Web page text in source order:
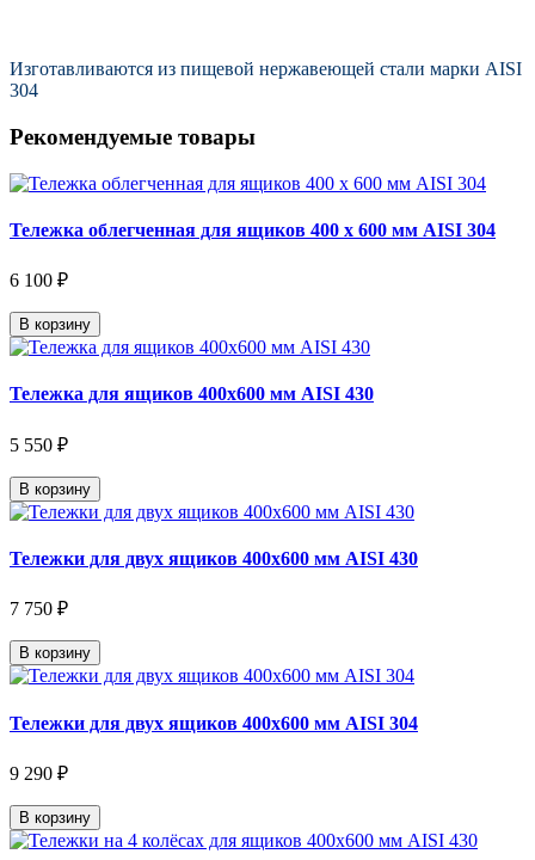
Изготавливаются из пищевой нержавеющей стали марки AISI
304
Рекомендуемые товары
Тележка облегченная для ящиков 400 х 600 мм AISI 304
6 100 ₽
В корзину
Тележка для ящиков 400х600 мм AISI 430
5 550 ₽
В корзину
Тележки для двух ящиков 400х600 мм AISI 430
7 750 ₽
В корзину
Тележки для двух ящиков 400х600 мм AISI 304
9 290 ₽
В корзину